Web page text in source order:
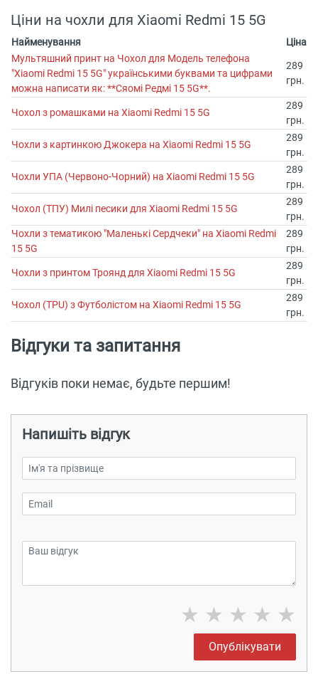
Ціни на чохли для Xiaomi Redmi 15 5G
Найменування
Ціна
Мультяшний принт на Чохол для Модель телефона
"Xiaomi Redmi 15 5G" українськими буквами та цифрами
можна написати як: **Сяомі Редмі 15 5G**.
289
грн.
Чохол з ромашками на Xiaomi Redmi 15 5G
289
грн.
Чохли з картинкою Джокера на Xiaomi Redmi 15 5G
289
грн.
Чохли УПА (Червоно-Чорний) на Xiaomi Redmi 15 5G
289
грн.
Чохол (ТПУ) Милі песики для Xiaomi Redmi 15 5G
289
грн.
Чохли з тематикою "Маленькі Сердчеки" на Xiaomi Redmi
15 5G
289
грн.
Чохли з принтом Троянд для Xiaomi Redmi 15 5G
289
грн.
Чохол (TPU) з Футболістом на Xiaomi Redmi 15 5G
289
грн.
Відгуки та запитання
Відгуків поки немає, будьте першим!
Напишіть відгук
★ ★ ★ ★ ★
Опублікувати